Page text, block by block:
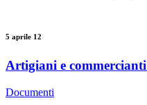
5 aprile 12
Artigiani e
Documenti